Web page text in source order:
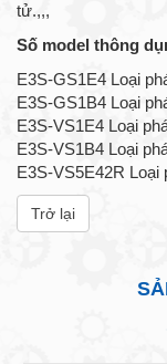
tử.,,,
Số model thông
E3S-GS1E4 Loại
E3S-GS1B4 Loại
E3S-VS1E4 Loại
E3S-VS1B4 Loại
E3S-VS5E42R
Trở lại